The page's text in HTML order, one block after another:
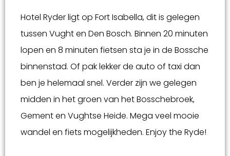
Hotel Ryder ligt op Fort Isabella, dit is gelegen
tussen Vught en Den Bosch. Binnen 20 minuten
lopen en 8 minuten fietsen sta je in de Bossche
binnenstad. Of pak lekker de auto of taxi dan
ben je helemaal snel. Verder zijn we gelegen
midden in het groen van het Bosschebroek,
Gement en Vughtse Heide. Mega veel mooie
wandel en fiets mogelijkheden. Enjoy the Ryde!